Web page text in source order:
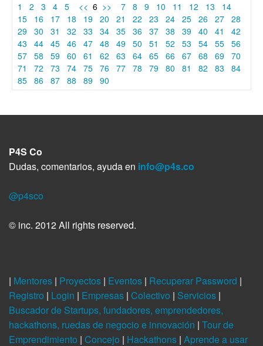
1 2 3 4 5 << 6 >> 7 8 9 10 11 12 13
14
15
16 17 18 19 20 21 22 23 24 25 26 27 28
29 30 31 32 33 34 35 36 37 38 39 40 41
42
43
44 45 46 47 48 49 50 51 52 53 54 55 56
57 58 59 60 61 62 63 64 65 66 67 68 69 70
71
72 73 74 75 76 77 78 79 80 81 82 83
84
85 86 87 88 89 90
P4S Co
Dudas, comentarios, ayuda en info@p4s.co
@p4sco
© inc. 2012 All rights reserved.
| Mentores | Proyectos | Eventos | Recuperar Password |
Registro | Login | Empresas | Colectivo | Servicios |
Buscador de Startups, fundadores, emprendedores,
hackathons, ruedas de negocio e innovación | Tour de
Emprendimiento | Concejo | Hackathons | Aprende a usar